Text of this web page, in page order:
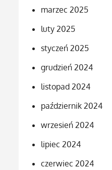
marzec 2025
luty 2025
styczeń 2025
grudzień 2024
listopad 2024
październik 2024
wrzesień 2024
lipiec 2024
czerwiec 2024